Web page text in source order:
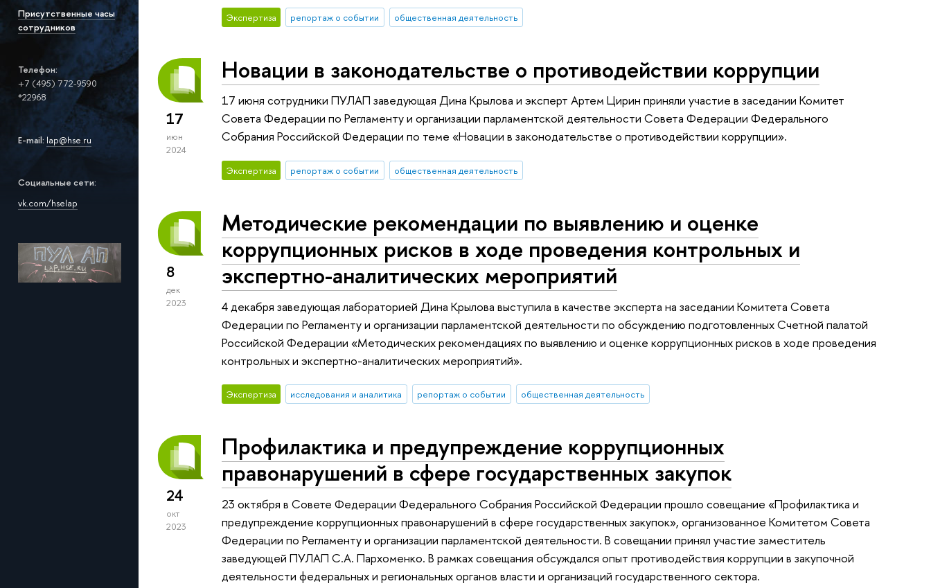
Присутственные часы
сотрудников
Телефон:
+7 (495) 772-9590
*22968
E-mail: lap@hse.ru
Социальные сети:
vk.com/hselap
Экспертиза репортаж о событии общественная деятельность
17
июн
2024
Новации в законодательстве о противодействии коррупции
17 июня сотрудники ПУЛАП заведующая Дина Крылова и эксперт Артем Цирин приняли участие в заседании Комитет
Совета Федерации по Регламенту и организации парламентской деятельности Совета Федерации Федерального
Собрания Российской Федерации по теме «Новации в законодательстве о противодействии коррупции».
Экспертиза репортаж о событии общественная деятельность
8
дек
2023
Методические рекомендации по выявлению и оценке
коррупционных рисков в ходе проведения контрольных и
экспертно-аналитических мероприятий
4 декабря заведующая лабораторией Дина Крылова выступила в качестве эксперта на заседании Комитета Совета
Федерации по Регламенту и организации парламентской деятельности по обсуждению подготовленных Счетной палатой
Российской Федерации «Методических рекомендациях по выявлению и оценке коррупционных рисков в ходе проведения
контрольных и экспертно-аналитических мероприятий».
Экспертиза исследования и аналитика репортаж о событии общественная деятельность
24
окт
2023
Профилактика и предупреждение коррупционных
правонарушений в сфере государственных закупок
23 октября в Совете Федерации Федерального Собрания Российской Федерации прошло совещание «Профилактика и
предупреждение коррупционных правонарушений в сфере государственных закупок», организованное Комитетом Совета
Федерации по Регламенту и организации парламентской деятельности. В совещании принял участие заместитель
заведующей ПУЛАП С.А. Пархоменко. В рамках совещания обсуждался опыт противодействия коррупции в закупочной
деятельности федеральных и региональных органов власти и организаций государственного сектора.